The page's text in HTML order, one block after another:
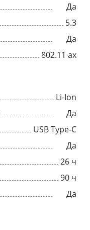
Да
5.3
Да
802.11 ax
Li-Ion
Да
USB Type-C
Да
26 ч
90 ч
Да